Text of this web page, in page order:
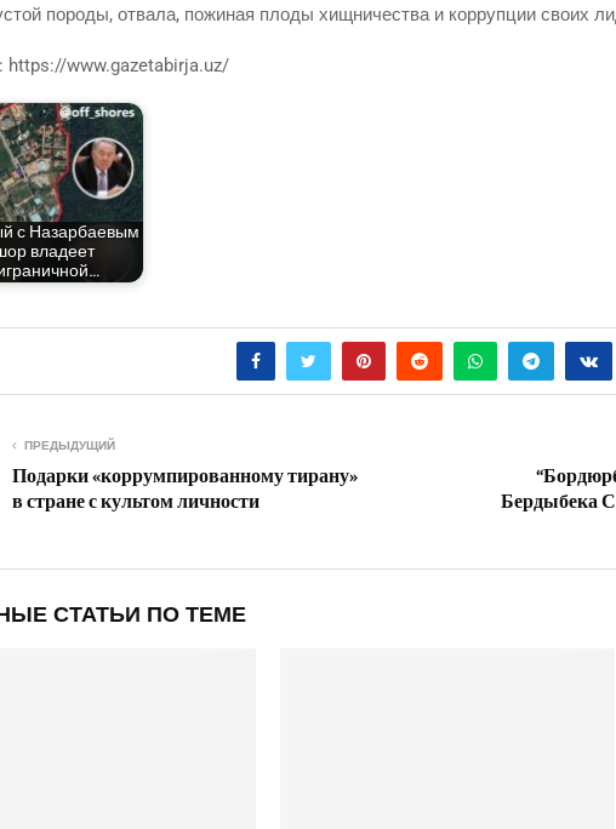
поро­ды, отва­ла, пожи­ная пло­ды хищ­ни­че­ства и кор­руп­ции сво­их
https://www.gazetabirja.uz/
с Назар­ба­е­вым
вла­де­ет
ПРЕДЫДУЩИЙ
Подарки «коррумпированному тирану»
в стране с культом личности
Бердыбека
СТАТЬИ ПО ТЕМЕ